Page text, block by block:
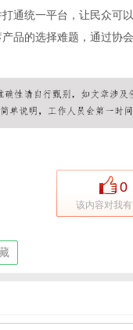
通统一平台，让民众可
品的选择难题，通过协
0
该内容对我